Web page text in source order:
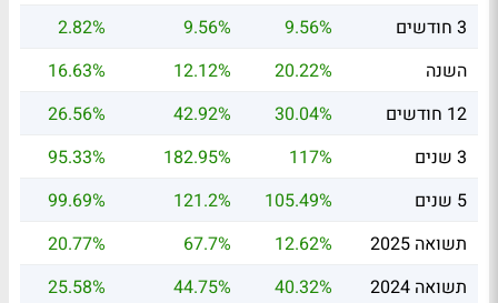
3 חודשים
9.56%
9.56%
2.82%
השנה
20.22%
12.12%
16.63%
12 חודשים
30.04%
42.92%
26.56%
3 שנים
117%
182.95%
95.33%
5 שנים
105.49%
121.2%
99.69%
תשואה 2025
12.62%
67.7%
20.77%
תשואה 2024
40.32%
44.75%
25.58%